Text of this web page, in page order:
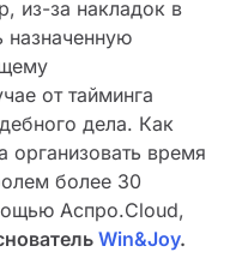
из-за накладок в
назначенную
от тайминга
дела. Как
организовать время
более 30
Аспро.Cloud,
Win&Joy.